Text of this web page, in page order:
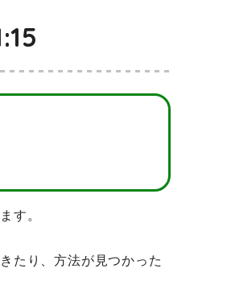
す。
たり、方法が見つかった